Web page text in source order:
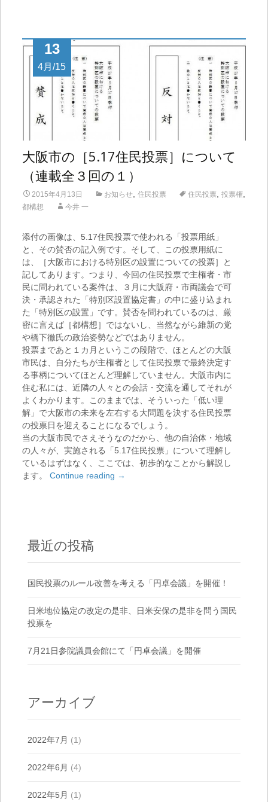
13
4月/15
大阪市の［5.17住民投票］について
（連載全３回の１）
2015年4月13日 お知らせ 住民投票 住民投票, 投票権,
都構想 今井 一
添付の画像は、5.17住民投票で使われる「投票用紙」
と、その賛否の記入例です。そして、この投票用紙に
は、［大阪市における特別区の設置についての投票］と
記してあります。つまり、今回の住民投票で主権者・市
民に問われている案件は、３月に大阪府・市両議会で可
決・承認された「特別区設置協定書」の中に盛り込まれ
た「特別区の設置」です。賛否を問われているのは、厳
密に言えば［都構想］ではないし、当然ながら維新の党
や橋下徹氏の政治姿勢などではありません。
投票まであと１カ月というこの段階で、ほとんどの大阪
市民は、自分たちが主権者として住民投票で最終決定す
る事柄についてほとんど理解していません。大阪市内に
住む私には、近隣の人々との会話・交流を通してそれが
よくわかります。このままでは、そういった「低い理
解」で大阪市の未来を左右する大問題を決する住民投票
の投票日を迎えることになるでしょう。
当の大阪市民でさえそうなのだから、他の自治体・地域
の人々が、実施される「5.17住民投票」について理解し
ているはずはなく、ここでは、初歩的なことから解説し
ます。 Continue reading →
最近の投稿
国民投票のルール改善を考える「円卓会議」を開催！
日米地位協定の改定の是非、日米安保の是非を問う国民
投票を
7月21日参院議員会館にて「円卓会議」を開催
アーカイブ
2022年7月 (1)
2022年6月 (4)
2022年5月 (1)